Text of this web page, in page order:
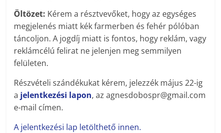
Öltözet: Kérem a résztvevőket, hogy az egységes
megjelenés miatt kék farmerben és fehér pólóban
táncoljon. A jogdíj miatt is fontos, hogy reklám, vagy
reklámcélú felirat ne jelenjen meg semmilyen
felületen.
Részvételi szándékukat kérem, jelezzék május 22-ig
a jelentkezési lapon, az agnesdobospr@gmail.com
e-mail címen.
A jelentkezési lap letölthető innen.